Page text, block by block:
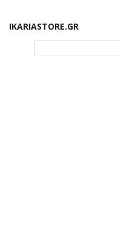
IKARIASTORE.GR